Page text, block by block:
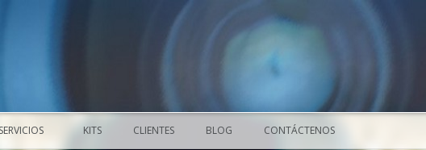
SERVICIOS KITS CLIENTES BLOG CONTÁCTENOS